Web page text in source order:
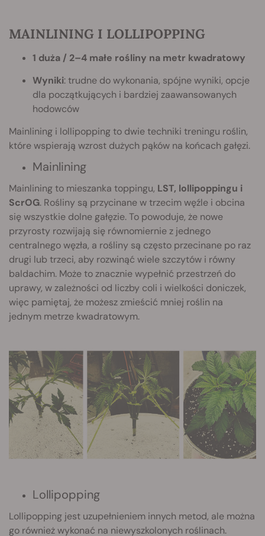
MAINLINING I LOLLIPOPPING
1 duża / 2–4 małe rośliny na metr kwadratowy
Wyniki: trudne do wykonania, spójne wyniki, opcje
dla początkujących i bardziej zaawansowanych
hodowców
Mainlining i lollipopping to dwie techniki treningu roślin,
które wspierają wzrost dużych pąków na końcach gałęzi.
Mainlining
Mainlining to mieszanka toppingu, LST, lollipoppingu i
ScrOG. Rośliny są przycinane w trzecim węźle i obcina
się wszystkie dolne gałęzie. To powoduje, że nowe
przyrosty rozwijają się równomiernie z jednego
centralnego węzła, a rośliny są często przecinane po raz
drugi lub trzeci, aby rozwinąć wiele szczytów i równy
baldachim. Może to znacznie wypełnić przestrzeń do
uprawy, w zależności od liczby coli i wielkości doniczek,
więc pamiętaj, że możesz zmieścić mniej roślin na
jednym metrze kwadratowym.
Lollipopping
Lollipopping jest uzupełnieniem innych metod, ale można
go również wykonać na niewyszkolonych roślinach.